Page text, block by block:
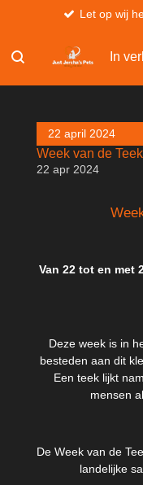
naar
hoofdinhoud
Let op wij
22 april 2024
Week van de Teek
22 apr 2024
Van 22 tot en met
Deze week is in
besteden aan dit
Een teek lijkt
mensen
De Week van de
landelijke